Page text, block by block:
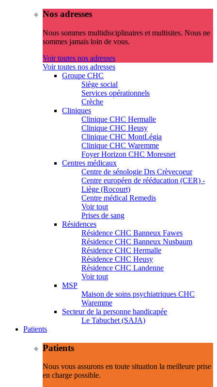
Nos adresses
Nous sommes multidisciplinaires et multisites. Nous ne
sommes jamais loin de vous.
Voir toutes nos adresses
Voir toutes nos adresses
Groupe CHC
Siège social
Services opérationnels
Crèche
Cliniques
Clinique CHC Hermalle
Clinique CHC Heusy
Clinique CHC MontLégia
Clinique CHC Waremme
Foyer Horizon CHC Moresnet
Centres médicaux
Centre de sénologie Drs Crèvecoeur
Centre européen de rééducation (CER) -
Liège (Rocourt)
Centre médical Remedis
Voir tout
Prises de sang
Résidences
Résidence CHC Banneux Fawes
Résidence CHC Banneux Nusbaum
Résidence CHC Hermalle
Résidence CHC Heusy
Résidence CHC Landenne
Voir tout
MSP
Maison de soins psychiatriques CHC
Waremme
Secteur de la personne handicapée
Le Tabuchet (SAJA)
Patients
Patients
Nous vous assurons en toute situation la meilleure prise
en charge possible.